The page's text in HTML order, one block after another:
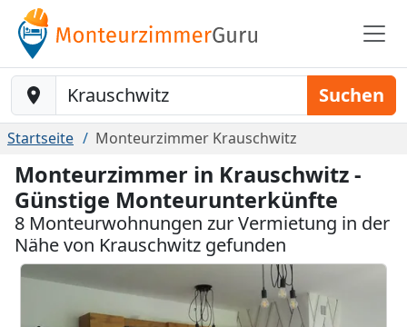
Baustelle-Location Suchen
Startseite Monteurzimmer Krauschwitz
Monteurzimmer in Krauschwitz -
Günstige Monteurunterkünfte
8 Monteurwohnungen zur Vermietung in der
Nähe von Krauschwitz gefunden